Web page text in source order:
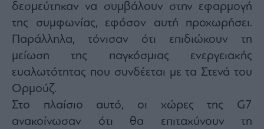
Εγγραφείτε
στο
Newsletter
του
mononews.gr
By
δεσμεύτηκαν να συμβάλουν στην εφαρμογή
της συμφωνίας, εφόσον αυτή προχωρήσει.
Παράλληλα, τόνισαν ότι επιδιώκουν τη
μείωση της παγκόσμιας ενεργειακής
ευαλωτότητας που συνδέεται με τα Στενά του
Ορμούζ.
Στο πλαίσιο αυτό, οι χώρες της G7
ανακοίνωσαν ότι θα επιταχύνουν τη